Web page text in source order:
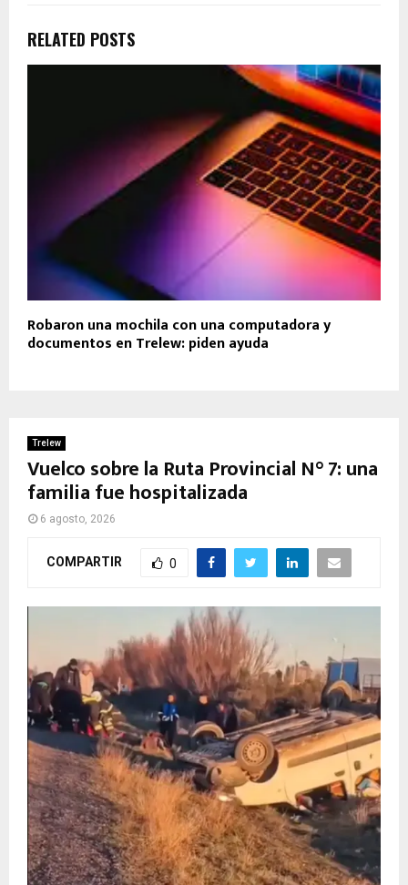
RELATED POSTS
Robaron una mochila con una computadora y
documentos en Trelew: piden ayuda
Trelew
Vuelco sobre la Ruta Provincial N° 7: una
familia fue hospitalizada
6 agosto, 2026
COMPARTIR 0